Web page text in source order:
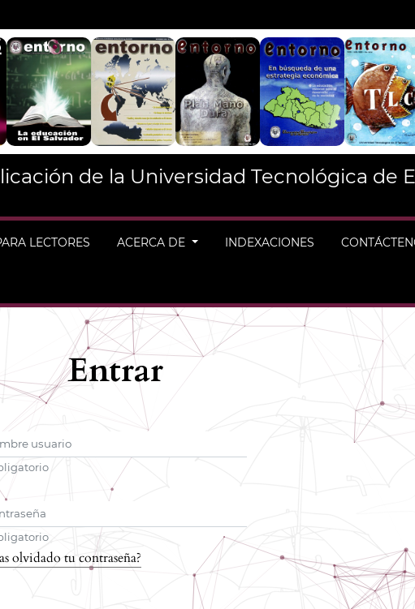
de la Universidad Tecnológica de
LECTORES ACERCA DE INDEXACIONES
Entrar
usuario
olvidado tu contraseña?